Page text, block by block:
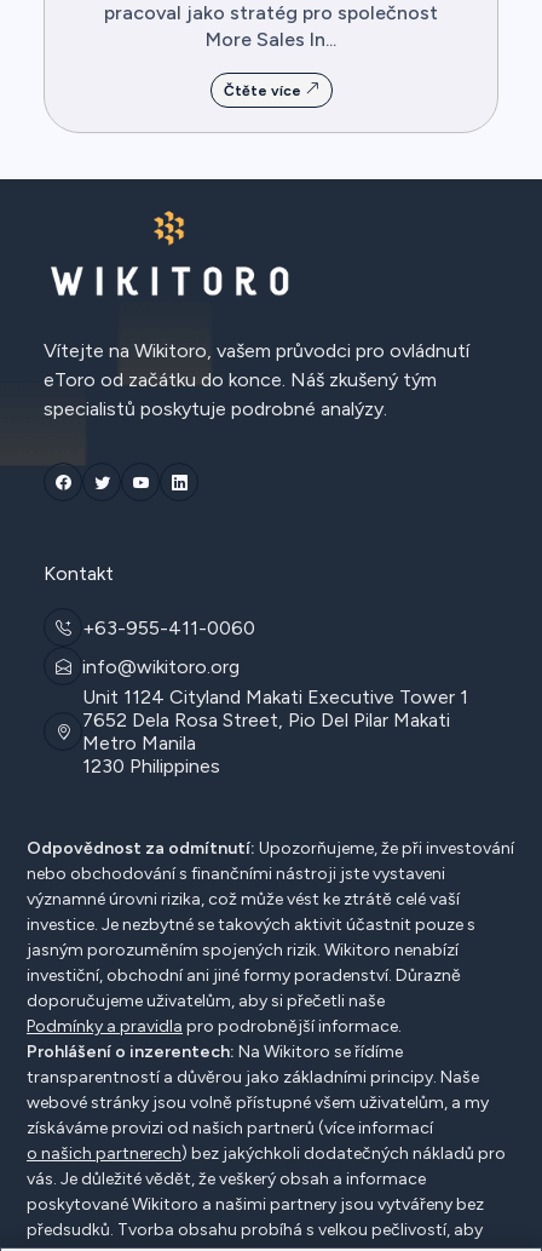
pracoval jako stratég pro společnost
More Sales In...
Čtěte více
Vítejte na Wikitoro, vašem průvodci pro ovládnutí
eToro od začátku do konce. Náš zkušený tým
specialistů poskytuje podrobné analýzy.
Kontakt
+63-955-411-0060
info@wikitoro.org
Unit 1124 Cityland Makati Executive Tower 1
7652 Dela Rosa Street, Pio Del Pilar Makati
Metro Manila
1230 Philippines
Odpovědnost za odmítnutí: Upozorňujeme, že při investování
nebo obchodování s finančními nástroji jste vystaveni
významné úrovni rizika, což může vést ke ztrátě celé vaší
investice. Je nezbytné se takových aktivit účastnit pouze s
jasným porozuměním spojených rizik. Wikitoro nenabízí
investiční, obchodní ani jiné formy poradenství. Důrazně
doporučujeme uživatelům, aby si přečetli naše
Podmínky a pravidla pro podrobnější informace.
Prohlášení o inzerentech: Na Wikitoro se řídíme
transparentností a důvěrou jako základními principy. Naše
webové stránky jsou volně přístupné všem uživatelům, a my
získáváme provizi od našich partnerů (více informací
o našich partnerech) bez jakýchkoli dodatečných nákladů pro
vás. Je důležité vědět, že veškerý obsah a informace
poskytované Wikitoro a našimi partnery jsou vytvářeny bez
předsudků. Tvorba obsahu probíhá s velkou pečlivostí, aby